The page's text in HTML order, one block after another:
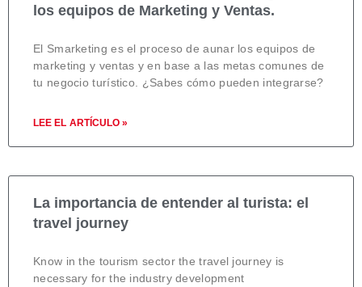
los equipos de Marketing y Ventas.
El Smarketing es el proceso de aunar los equipos de
marketing y ventas y en base a las metas comunes de
tu negocio turístico. ¿Sabes cómo pueden integrarse?
LEE EL ARTÍCULO »
La importancia de entender al turista: el
travel journey
Know in the tourism sector the travel journey is
necessary for the industry development